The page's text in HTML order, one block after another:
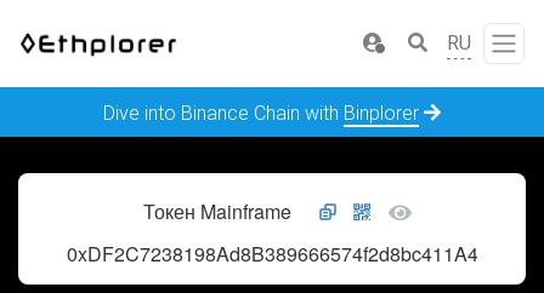
RU
Dive into Binance Chain with Binplorer
Токен Mainframe
0xDF2C7238198Ad8B389666574f2d8bc411A4b7428